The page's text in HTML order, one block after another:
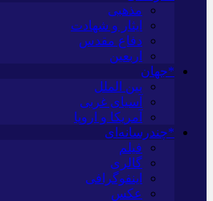
مذهبی
ایثار و شهادت
دفاع مقدس
اربعین
*جهان
بین الملل
آسیای غربی
آمریکا و اروپا
*چندرسانه‌ای
فیلم
گالری
اینفوگرافی
عکس